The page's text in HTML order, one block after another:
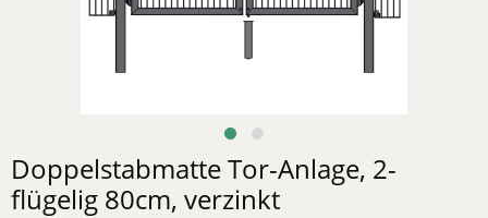
Doppelstabmatte Tor-Anlage, 2-
flügelig 80cm, verzinkt